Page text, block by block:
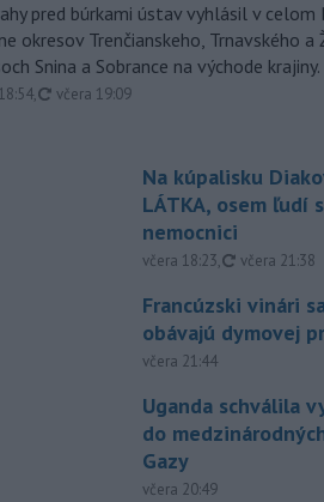
pred búrkami ústav vyhlásil v
okresov Trenčianskeho, Trnavského a
Snina a Sobrance na východe krajiny.
, aktualizované
včera 19:09
Na kúpalisku
LÁTKA, osem ľudí
nemocnici
včera 18:23, včera 21:38
Francúzski vinári
obávajú dymovej
včera 21:44
Uganda schválila
do
Gazy
včera 20:49